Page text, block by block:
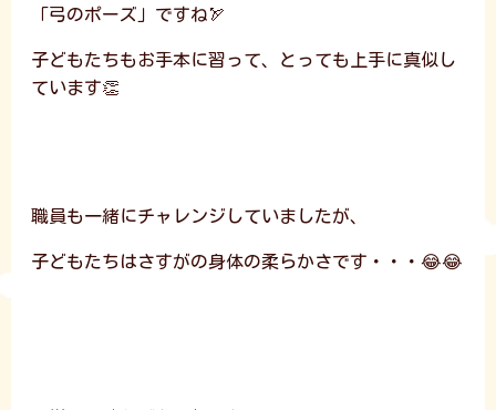
「弓のポーズ」ですね🏹
子どもたちもお手本に習って、とっても上手に真似し
ています👏
職員も一緒にチャレンジしていましたが、
子どもたちはさすがの身体の柔らかさです・・・😂😂